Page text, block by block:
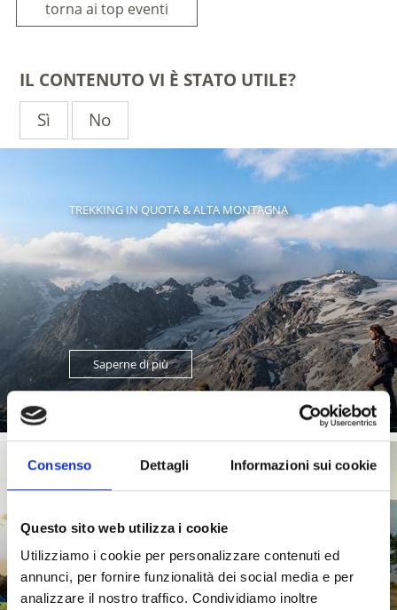
Consenso Dettagli Informazioni sui cookie
Questo sito web utilizza i cookie
Utilizziamo i cookie per personalizzare contenuti ed
annunci, per fornire funzionalità dei social media e per
analizzare il nostro traffico. Condividiamo inoltre
torna ai top eventi
IL CONTENUTO VI È STATO UTILE?
Sì
No
TREKKING IN QUOTA & ALTA MONTAGNA
Saperne di più
(E-)MOUNTAIN BIKE
80 trail perfettamente segnalati, panorami mozzafiato,
oltre 300 giorni di sole all’anno e, per concludere in
bellezza, ...